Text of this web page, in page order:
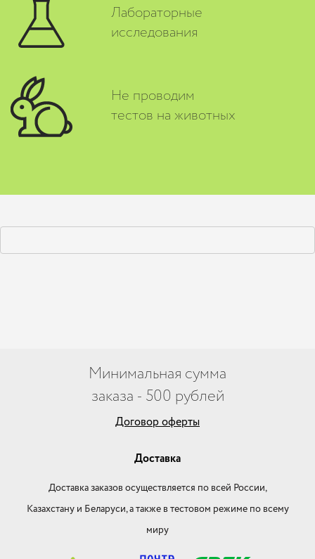
Лабораторные
исследования
Не проводим
тестов на животных
Минимальная сумма
заказа - 500 рублей
Договор оферты
Доставка
Доставка заказов осуществляется по всей России,
Казахстану и Беларуси, а также в тестовом режиме по всему
миру